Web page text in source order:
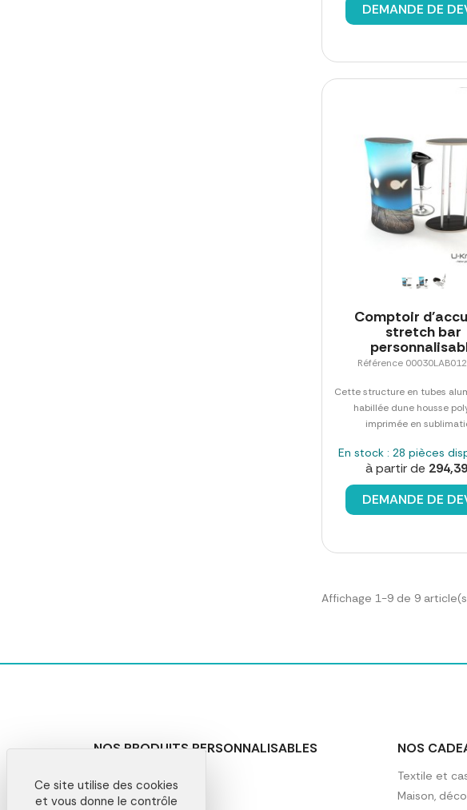
DEMANDE DE
Comptoir
stretch bar
Référence
Cette structure en tubes
habillée dune housse
imprimée en
En stock : 28 pièces
à partir de
DEMANDE DE
Affichage 1-9 de 9
NOS PRODUITS PERSONNALISABLES
Beauté et soins
NOS
Textile et
Maison,
Ce site utilise des cookies
et vous donne le contrôle